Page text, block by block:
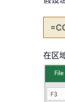
在区